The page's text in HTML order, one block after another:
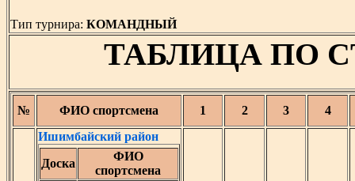
Тип турнира: КОМАНДНЫЙ
ТАБЛИЦА ПО
№ ФИО спортсмена 1 2 3 4
Ишимбайский район
Доска
ФИО
спортсмена